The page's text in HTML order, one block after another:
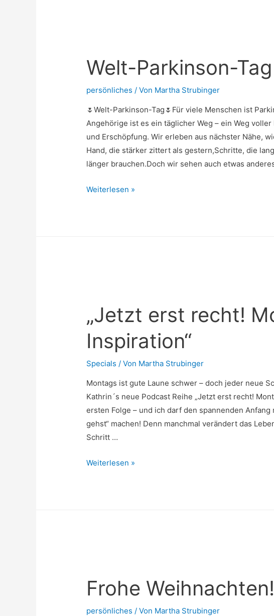
Welt-Parkinson-Tag
persönliches / Von Martha Strubinger
🌷Welt-Parkinson-Tag🌷Für viele Menschen ist
Angehörige ist es ein täglicher Weg – ein Weg
und Erschöpfung. Wir erleben aus nächster Nähe,
Hand, die stärker zittert als gestern,Schritte, die
länger brauchen.Doch wir sehen auch etwas
Welt-
Weiterlesen »
„Jetzt erst recht!
Inspiration“
Specials / Von Martha Strubinger
Montags ist gute Laune schwer – doch jeder neue
Kathrin´s neue Podcast Reihe „Jetzt erst recht!
ersten Folge – und ich darf den spannenden Anfang
gehst“ machen! Denn manchmal verändert das
Schritt …
„Jetzt
Weiterlesen »
Frohe Weihnachten!
persönliches / Von Martha Strubinger